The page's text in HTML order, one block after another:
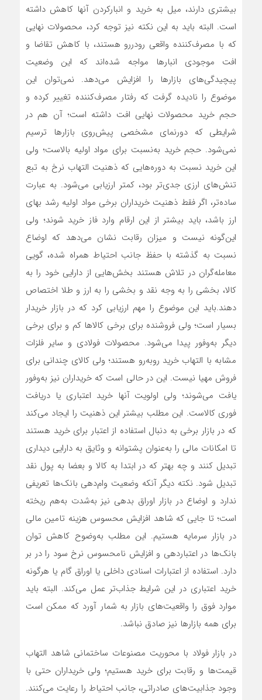
بیشتری دارند، میل به خرید و انبارکردن آنها کاهش داشته
است. البته باید به این نکته نیز توجه کرد، محصولات نهایی
که با مصرف‌کننده واقعی رودررو هستند، با کاهش تقاضا و
افت موجودی انبارها مواجه شده‌‌‌اند که این وضعیت
پیچیدگی‌‌‌های بازارها را افزایش می‌دهد. نمی‌‌‌توان این
موضوع را نادیده گرفت که رفتار مصرف‌کننده تغییر کرده و
حجم خرید محصولات نهایی افت داشته است؛ آن هم در
شرایطی که دورنمای مشخصی پیش‌‌‌روی بازارها ترسیم
نمی‌شود. حجم خرید به‌نسبت برای مواد اولیه بالاست؛ ولی
این خرید نسبت به دوره‌‌‌هایی که ذهنیت التهاب نرخ به تبع
تنش‌‌‌های ارزی جدی‌‌‌تر بود، کمتر ارزیابی می‌شود. به عبارت
ساده‌‌‌تر، اگر فقط ذهنیت خریداران برخی مواد اولیه رشد بهای
ارز باشد، باید بیشتر از این ارقام وارد فاز خرید شوند؛ ولی
این‌‌‌گونه نیست و میزان رقابت نشان می‌دهد که اوضاع
نسبت به گذشته با حفظ جانب احتیاط همراه شده، گویی
معامله‌‌‌گران در تلاش هستند بخش‌‌‌هایی از دارایی خود را به
کالا، بخشی را به وجه نقد و بخشی را به ارز و طلا اختصاص
دهند.باید این موضوع را مهم ارزیابی کرد که در بازار خریدار
بسیار است؛ ولی فروشنده برای برخی کالاها کم و برای برخی
دیگر به‌وفور پیدا می‌شود. محصولات فولادی و سایر فلزات
مشابه با التهاب خرید روبه‌‌‌رو هستند؛ ولی کالای چندانی برای
فروش مهیا نیست. این در حالی است که خریداران نیز به‌وفور
یافت می‌‌‌شوند؛ ولی اولویت آنها خرید اعتباری یا دریافت
فوری کالاست. این مطلب بیشتر این ذهنیت را ایجاد می‌کند
که در بازار برخی به دنبال استفاده از اعتبار برای خرید هستند
تا امکانات مالی را به‌عنوان پشتوانه و وثایق به دارایی دیداری
تبدیل کنند و چه بهتر که در ابتدا به کالا و بعضا به پول نقد
تبدیل شود. نکته دیگر آنکه وضعیت وام‌‌‌دهی بانک‌ها تعریفی
ندارد و اوضاع در بازار اوراق بدهی نیز به‌شدت به‌هم ریخته
است؛ تا جایی که شاهد افزایش محسوس هزینه تامین مالی
در بازار سرمایه هستیم. این مطلب به‌وضوح کاهش توان
بانک‌ها در اعتباردهی و افزایش نامحسوس نرخ سود را در بر
دارد. استفاده از اعتبارات اسنادی داخلی یا اوراق گام یا هرگونه
خرید اعتباری در این شرایط جذاب‌‌‌تر عمل می‌کند. البته باید
موارد فوق را واقعیت‌‌‌های بازار به شمار آورد که ممکن است
برای همه بازارها نیز صادق نباشد.
در بازار فولاد با محوریت مصنوعات ساختمانی شاهد التهاب
قیمت‌ها و رقابت برای خرید هستیم؛ ولی خریداران حتی با
وجود جذابیت‌‌‌های صادراتی، جانب احتیاط را رعایت می‌کنند.